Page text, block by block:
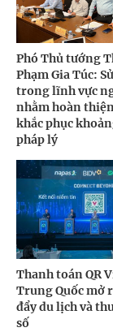
Phó Thủ tướng
Phạm Gia Túc:
trong lĩnh vực
nhằm hoàn
khắc phục
pháp lý
Thanh toán QR
Trung Quốc mở
đẩy du lịch và
số